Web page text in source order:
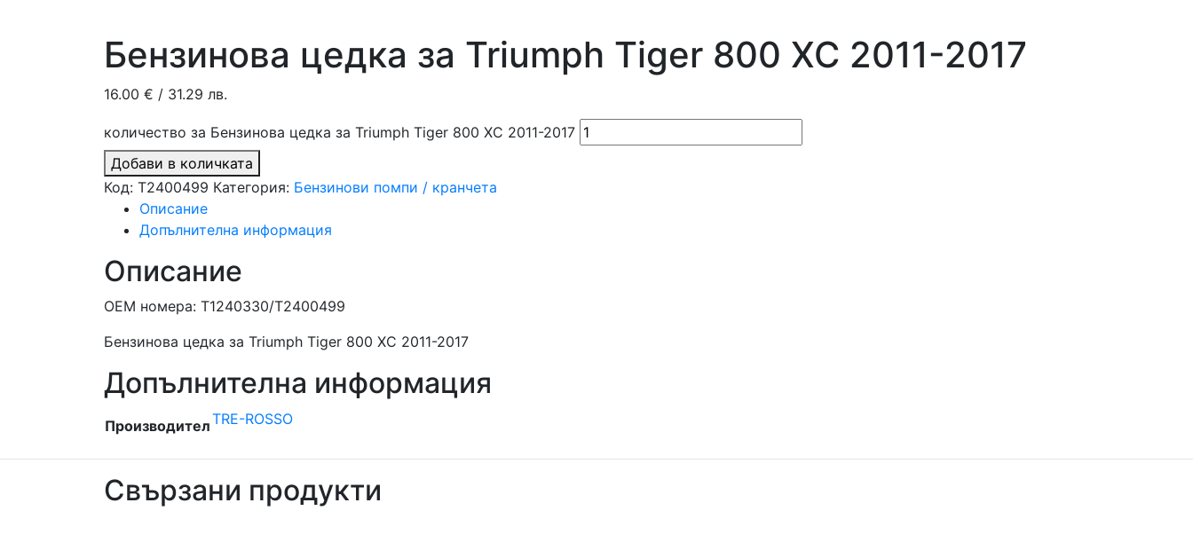
Бензинова цедка за Triumph Tiger 800 XC 2011-2017
16.00 € / 31.29 лв.
количество за Бензинова цедка за Triumph Tiger 800 XC 2011-2017
Добави в количката
Код: T2400499 Категория: Бензинови помпи / кранчета
Описание
Допълнителна информация
Описание
ОЕМ номера: T1240330/T2400499
Бензинова цедка за Triumph Tiger 800 XC 2011-2017
Допълнителна информация
ПроизводителTRE-ROSSO
Свързани продукти